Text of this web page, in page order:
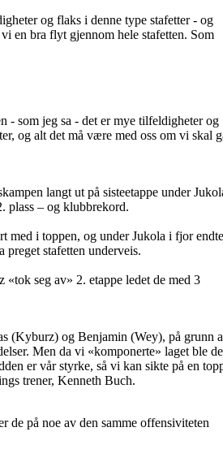
og flaks i denne type stafetter - og
en bra flyt gjennom hele stafetten. Som
- som jeg sa - det er mye tilfeldigheter og
og alt det må være med oss om vi skal
langt ut på sisteetappe under
plass – og klubbrekord.
med i toppen, og under Jukola i fjor endte
preget stafetten underveis.
seg av» 2. etappe ledet de med 3
(Kyburz) og Benjamin (Wey), på grunn
Men da vi «komponerte» laget ble
er vår styrke, så vi kan sikte på en
trener, Kenneth Buch.
de på noe av den samme offensiviteten